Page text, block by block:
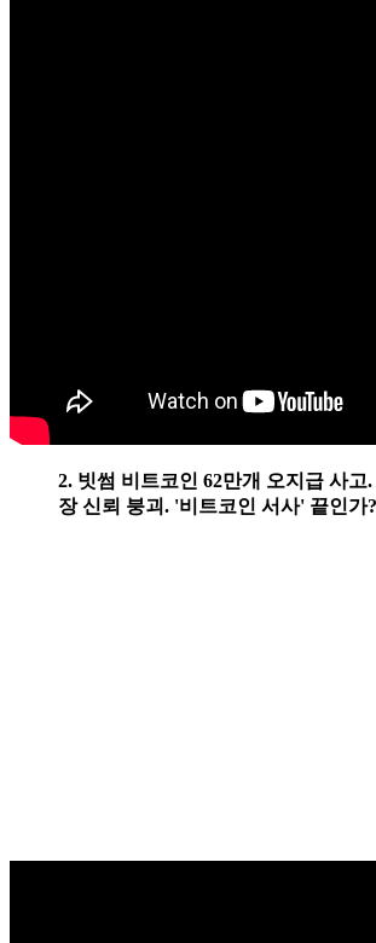
2. 빗썸 비트코인 62만개 오지급 사고.
장 신뢰 붕괴. '비트코인 서사' 끝인가